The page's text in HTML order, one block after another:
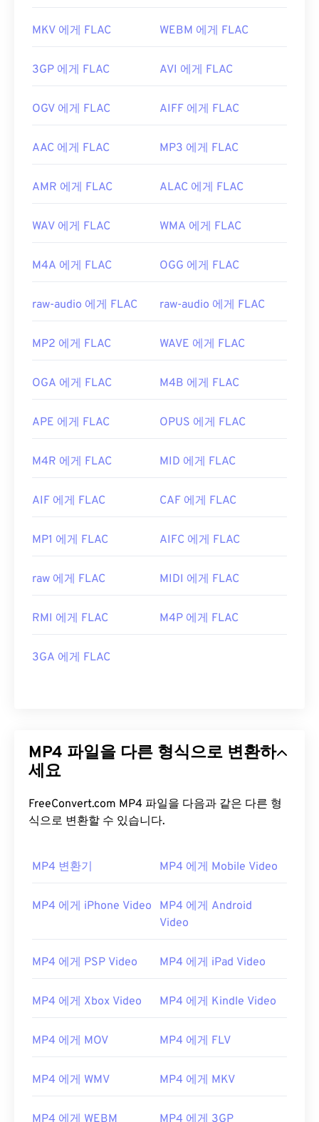
MKV 에게 FLAC WEBM 에게 FLAC
3GP 에게 FLAC AVI 에게 FLAC
OGV 에게 FLAC AIFF 에게 FLAC
AAC 에게 FLAC MP3 에게 FLAC
AMR 에게 FLAC ALAC 에게 FLAC
WAV 에게 FLAC WMA 에게 FLAC
M4A 에게 FLAC OGG 에게 FLAC
raw-audio 에게 FLAC raw-audio 에게 FLAC
MP2 에게 FLAC WAVE 에게 FLAC
OGA 에게 FLAC M4B 에게 FLAC
APE 에게 FLAC OPUS 에게 FLAC
M4R 에게 FLAC MID 에게 FLAC
AIF 에게 FLAC CAF 에게 FLAC
MP1 에게 FLAC AIFC 에게 FLAC
raw 에게 FLAC MIDI 에게 FLAC
RMI 에게 FLAC M4P 에게 FLAC
3GA 에게 FLAC
MP4 파일을 다른 형식으로 변환하
세요
FreeConvert.com MP4 파일을 다음과 같은 다른 형
식으로 변환할 수 있습니다.
MP4 변환기 MP4 에게 Mobile Video
MP4 에게 iPhone Video
MP4 에게 Android
Video
MP4 에게 PSP Video MP4 에게 iPad Video
MP4 에게 Xbox Video MP4 에게 Kindle Video
MP4 에게 MOV MP4 에게 FLV
MP4 에게 WMV MP4 에게 MKV